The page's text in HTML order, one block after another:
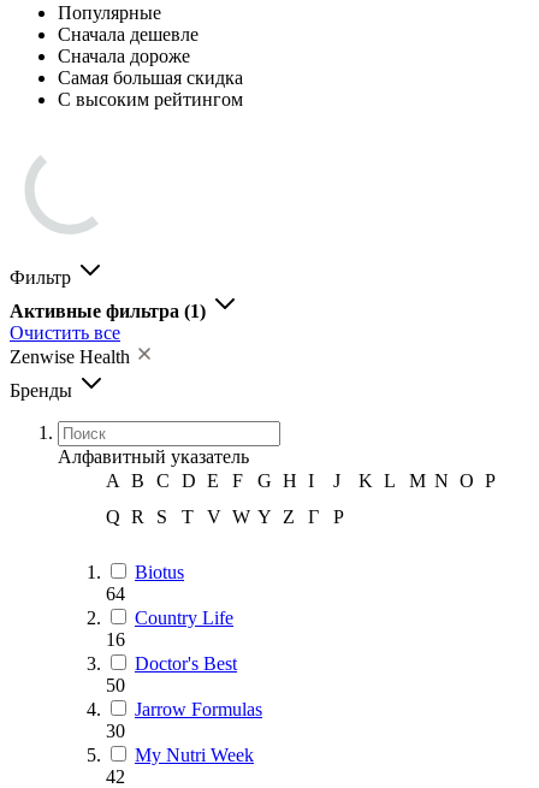
Популярные
Сначала дешевле
Сначала дороже
Самая большая скидка
С высоким рейтингом
Фильтр
Активные фильтра (1)
Очистить все
Zenwise Health
Бренды
Алфавитный указатель
A
B C D E F G H I J K L M N O P
Q R S T V W Y Z Г Р
Biotus
64
Country Life
16
Doctor's Best
50
Jarrow Formulas
30
My Nutri Week
42